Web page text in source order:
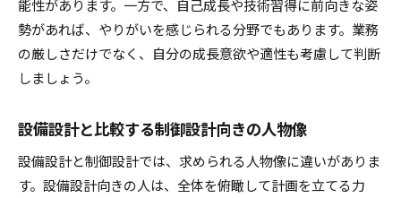
能性があります。一方で、自己成長や技術習得に前向きな姿
勢があれば、やりがいを感じられる分野でもあります。業務
の厳しさだけでなく、自分の成長意欲や適性も考慮して判断
しましょう。
設備設計と比較する制御設計向きの人物像
設備設計と制御設計では、求められる人物像に違いがありま
す。設備設計向きの人は、全体を俯瞰して計画を立てる力